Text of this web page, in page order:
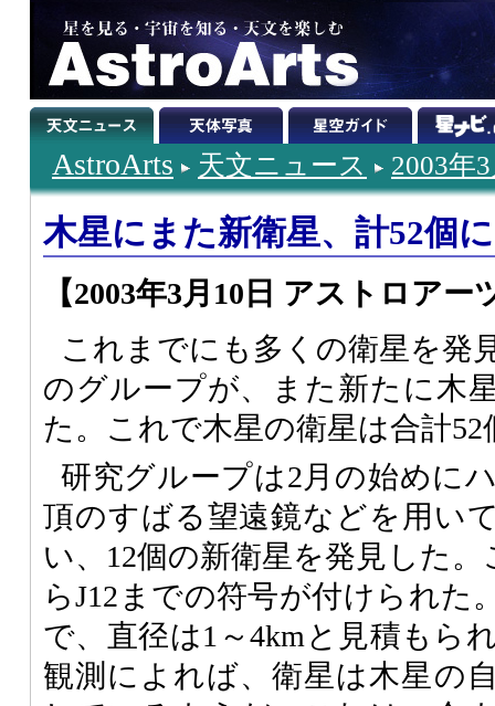
AstroArts 天文ニュース 2003年
木星にまた新衛星、計52個に
【2003年3月10日 アストロアー
これまでにも多くの衛星を発
のグループが、また新たに木
た。これで木星の衛星は合計52
研究グループは2月の始めに
頂のすばる望遠鏡などを用い
い、12個の新衛星を発見した。
らJ12までの符号が付けられた
で、直径は1～4kmと見積もら
観測によれば、衛星は木星の